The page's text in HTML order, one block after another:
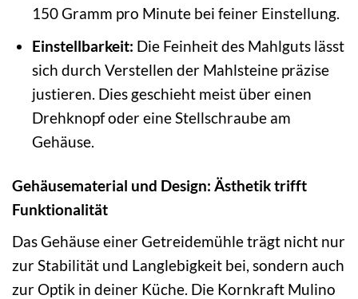
150 Gramm pro Minute bei feiner Einstellung.
Einstellbarkeit: Die Feinheit des Mahlguts lässt
sich durch Verstellen der Mahlsteine präzise
justieren. Dies geschieht meist über einen
Drehknopf oder eine Stellschraube am
Gehäuse.
Gehäusematerial und Design: Ästhetik trifft
Funktionalität
Das Gehäuse einer Getreidemühle trägt nicht nur
zur Stabilität und Langlebigkeit bei, sondern auch
zur Optik in deiner Küche. Die Kornkraft Mulino